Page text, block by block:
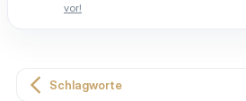
vor!
Schlagworte